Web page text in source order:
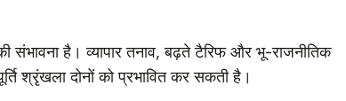
संभावना है। व्यापार तनाव, बढ़ते टैरिफ और भू-राजनीतिक
श्रृंखला दोनों को प्रभावित कर सकती है।